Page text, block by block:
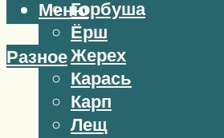
Горбуша
Ёрш
Жерех
Карась
Карп
Лещ
Меню
Разное